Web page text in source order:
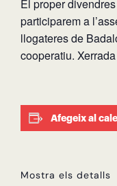
El proper
participarem a
llogateres de
cooperatiu.
Afegeix al
Mostra els detalls